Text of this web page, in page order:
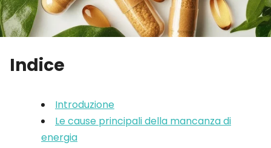
Indice
Introduzione
Le cause principali della mancanza di
energia